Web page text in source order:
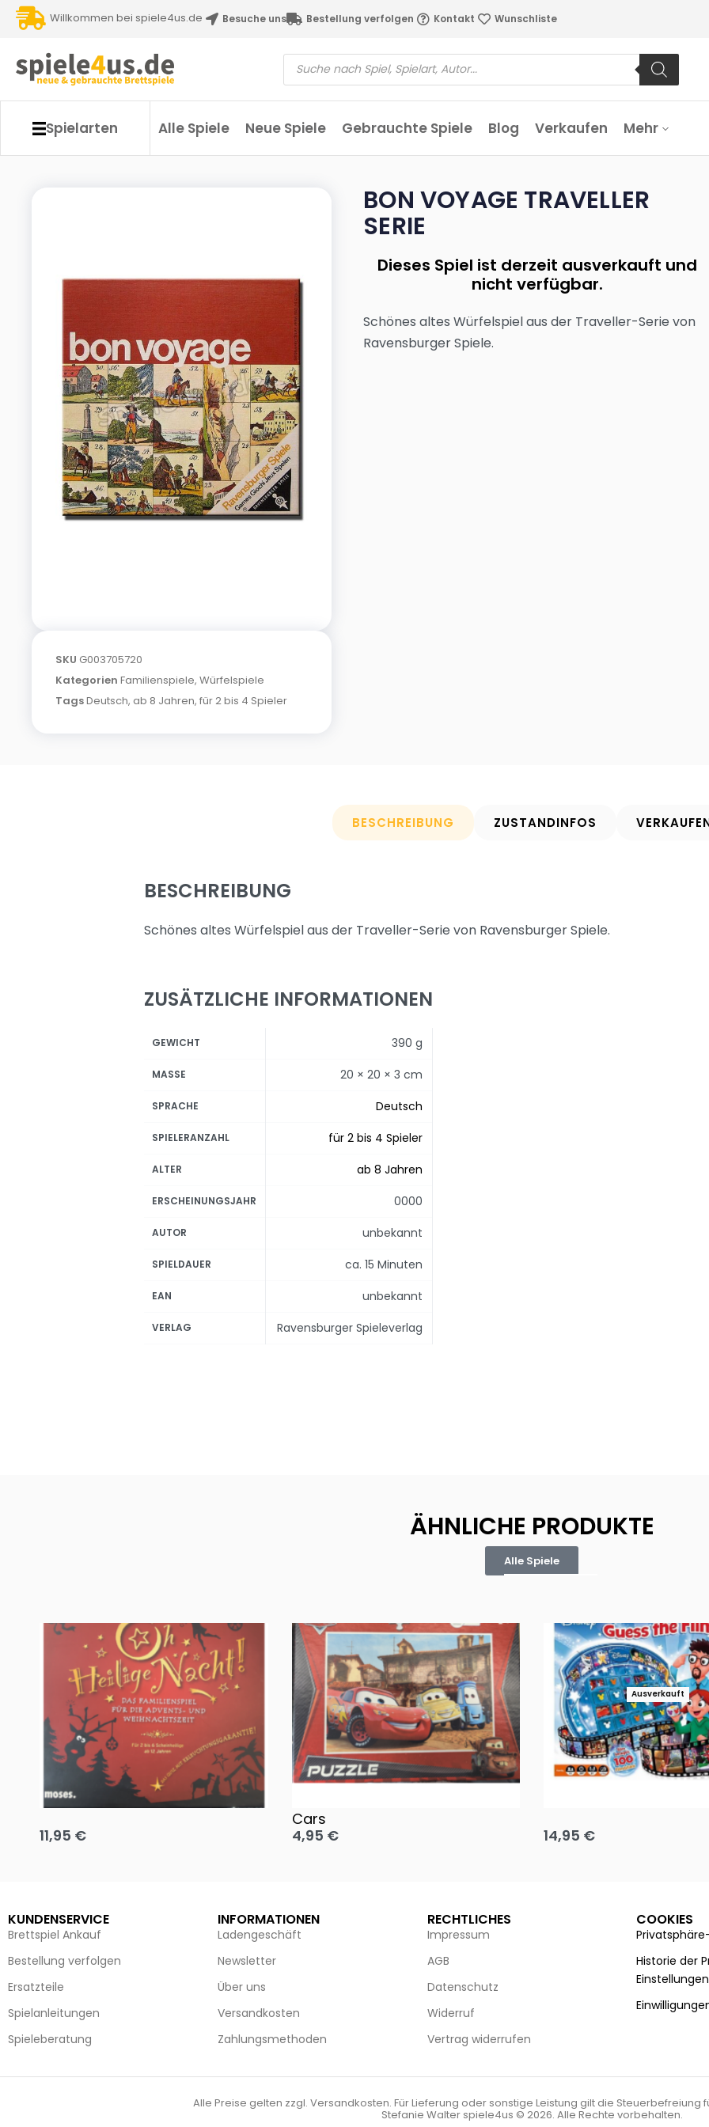
Willkommen bei spiele4us.de Besuche uns Bestellung verfolgen Kontakt Wunschliste
Spielarten Alle Spiele Neue Spiele Gebrauchte Spiele Blog Verkaufen Mehr
SKU G003705720
Kategorien Familienspiele, Würfelspiele
TagsDeutsch, ab 8 Jahren, für 2 bis 4 Spieler
BON VOYAGE TRAVELLER
SERIE
Dieses Spiel ist derzeit ausverkauft und
nicht verfügbar.
Schönes altes Würfelspiel aus der Traveller-Serie von
Ravensburger Spiele.
BESCHREIBUNG ZUSTANDINFOS
BESCHREIBUNG
Schönes altes Würfelspiel aus der Traveller-Serie von Ravensburger Spiele.
ZUSÄTZLICHE INFORMATIONEN
GEWICHT 390 g
MASSE 20 × 20 × 3 cm
SPRACHE Deutsch
SPIELERANZAHL für 2 bis 4 Spieler
ALTER ab 8 Jahren
ERSCHEINUNGSJAHR 0000
AUTOR unbekannt
SPIELDAUER ca. 15 Minuten
EAN unbekannt
VERLAG Ravensburger Spieleverlag
ÄHNLICHE PRODUKTE
Alle Spiele
Oh, heilige Nacht!
11,95 €
Cars
4,95 €
Ausverkauft
14,95 €
KUNDENSERVICE
Brettspiel Ankauf
Bestellung verfolgen
Ersatzteile
Spielanleitungen
Spieleberatung
INFORMATIONEN
Ladengeschäft
Newsletter
Über uns
Versandkosten
Zahlungsmethoden
RECHTLICHES
Impressum
AGB
Datenschutz
Widerruf
Vertrag widerrufen
COOKIES
Historie der
Einstellungen
Alle Preise gelten zzgl. Versandkosten. Für Lieferung oder sonstige Leistung gilt die Steuerbefreiung
Stefanie Walter spiele4us © 2026. Alle Rechte vorbehalten.